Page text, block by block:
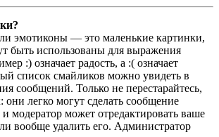
эмотиконы — это маленькие картинки,
быть использованы для выражения
:) означает радость, а :( означает
список смайликов можно увидеть в
сообщений. Только не перестарайтесь,
они легко могут сделать сообщение
модератор может отредактировать ваше
вообще удалить его. Администратор